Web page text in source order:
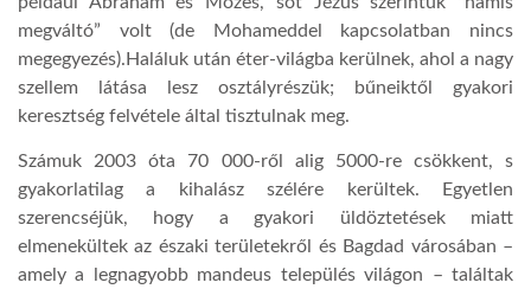
megváltó” volt (de Mohameddel kapcsolatban nincs
megegyezés).Haláluk után éter-világba kerülnek, ahol a nagy
szellem látása lesz osztályrészük; bűneiktől gyakori
keresztség felvétele által tisztulnak meg.
Számuk 2003 óta 70 000-ről alig 5000-re csökkent, s
gyakorlatilag a kihalász szélére kerültek. Egyetlen
szerencséjük, hogy a gyakori üldöztetések miatt
elmenekültek az északi területekről és Bagdad városában –
amely a legnagyobb mandeus település világon – találtak